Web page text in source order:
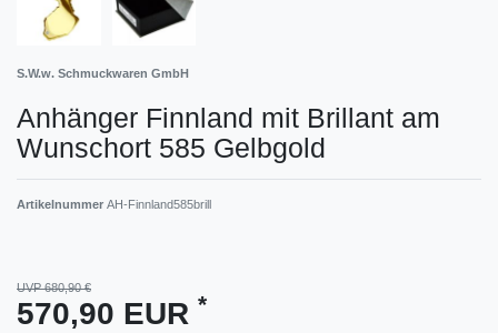
S.W.w. Schmuckwaren GmbH
Anhänger Finnland mit Brillant am
Wunschort 585 Gelbgold
Artikelnummer AH-Finnland585brill
UVP 680,90 €
570,90 EUR *